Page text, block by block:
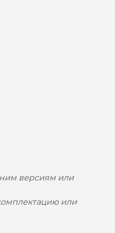
версиям или
или